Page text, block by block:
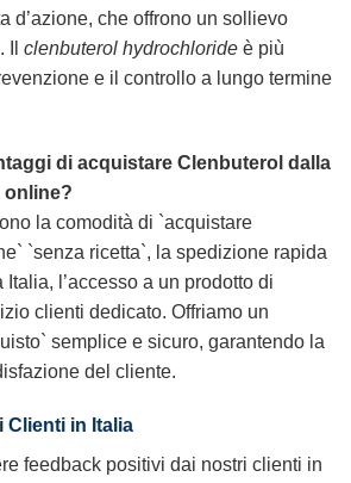
d’azione, che offrono un sollievo
Il clenbuterol hydrochlorideè più
e il controllo a lungo termine
di acquistare Clenbuterol dalla
online?
la comodità di `acquistare
`senza ricetta`, la spedizione rapida
Italia, l’accesso a un prodotto di
clienti dedicato. Offriamo un
semplice e sicuro, garantendo la
del cliente.
Clienti in Italia
feedback positivi dai nostri clienti in